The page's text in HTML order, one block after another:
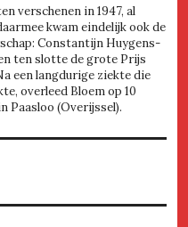
verschenen in 1947, al
kwam eindelijk ook de
Constantijn Huygens-
ten slotte de grote Prijs
een langdurige ziekte die
overleed Bloem op 10
Paasloo (Overijssel).